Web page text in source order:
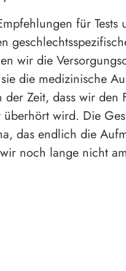
für
wir die
die medizinische
der Zeit, dass wir
überhört wird. Die
das endlich die
noch lange nicht